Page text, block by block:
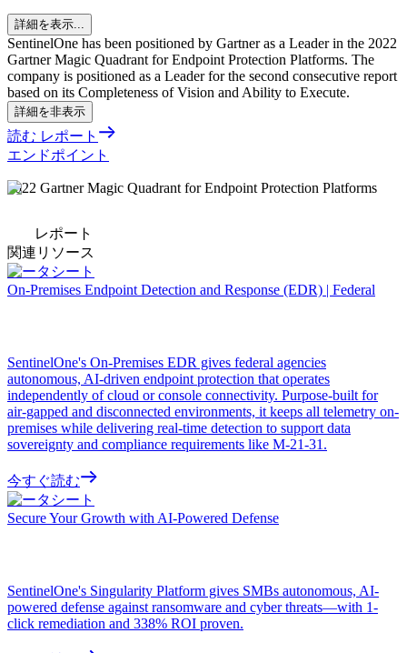
詳細を表示...
SentinelOne has been positioned by Gartner as a Leader in the 2022
Gartner Magic Quadrant for Endpoint Protection Platforms. The
company is positioned as a Leader for the second consecutive report
based on its Completeness of Vision and Ability to Execute.
詳細を非表示
読む レポート
エンドポイント
2022 Gartner Magic Quadrant for Endpoint Protection Platforms
レポート
関連リソース
データシート
On-Premises Endpoint Detection and Response (EDR) | Federal
SentinelOne's On-Premises EDR gives federal agencies
autonomous, AI-driven endpoint protection that operates
independently of cloud or console connectivity. Purpose-built for
air-gapped and disconnected environments, it keeps all telemetry on-
premises while delivering real-time detection to support data
sovereignty and compliance requirements like M-21-31.
今すぐ読む
データシート
Secure Your Growth with AI-Powered Defense
SentinelOne's Singularity Platform gives SMBs autonomous, AI-
powered defense against ransomware and cyber threats—with 1-
click remediation and 338% ROI proven.